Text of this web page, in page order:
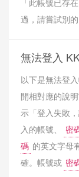
「此帳號已存
過，請嘗試別
無法登入
以下是無法登
開相對應的說
示「登入失敗
入的帳號、
密
碼 的英文字母
確。帳號或 密